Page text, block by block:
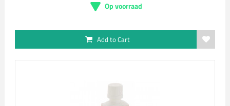
Op voorraad
Add to Cart